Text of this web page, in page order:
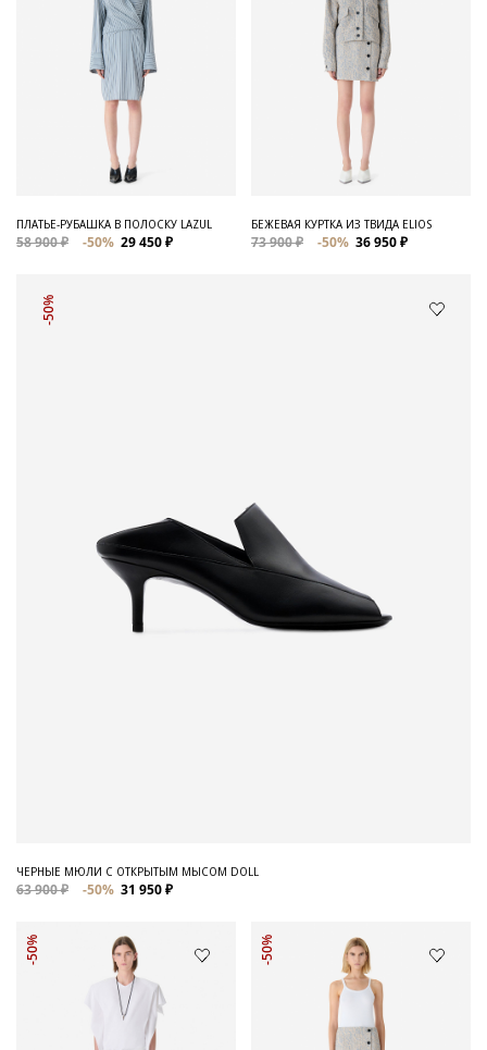
ПЛАТЬЕ-РУБАШКА В ПОЛОСКУ LAZUL
58 900 ₽ -50% 29 450 ₽
БЕЖЕВАЯ КУРТКА ИЗ ТВИДА ELIOS
73 900 ₽ -50% 36 950 ₽
-50%
ЧЕРНЫЕ МЮЛИ С ОТКРЫТЫМ МЫСОМ DOLL
63 900 ₽ -50% 31 950 ₽
-50% -50%